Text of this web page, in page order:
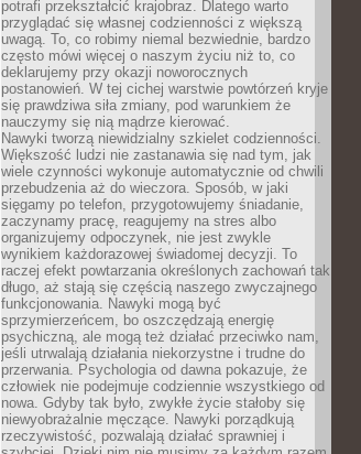
potrafi przekształcić krajobraz. Dlatego warto
przyglądać się własnej codzienności z większą
uwagą. To, co robimy niemal bezwiednie, bardzo
często mówi więcej o naszym życiu niż to, co
deklarujemy przy okazji noworocznych
postanowień. W tej cichej warstwie powtórzeń kryje
się prawdziwa siła zmiany, pod warunkiem że
nauczymy się nią mądrze kierować.
Nawyki tworzą niewidzialny szkielet codzienności.
Większość ludzi nie zastanawia się nad tym, jak
wiele czynności wykonuje automatycznie od chwili
przebudzenia aż do wieczora. Sposób, w jaki
sięgamy po telefon, przygotowujemy śniadanie,
zaczynamy pracę, reagujemy na stres albo
organizujemy odpoczynek, nie jest zwykle
wynikiem każdorazowej świadomej decyzji. To
raczej efekt powtarzania określonych zachowań tak
długo, aż stają się częścią naszego zwyczajnego
funkcjonowania. Nawyki mogą być
sprzymierzeńcem, bo oszczędzają energię
psychiczną, ale mogą też działać przeciwko nam,
jeśli utrwalają działania niekorzystne i trudne do
przerwania. Psychologia od dawna pokazuje, że
człowiek nie podejmuje codziennie wszystkiego od
nowa. Gdyby tak było, zwykłe życie stałoby się
niewyobrażalnie męczące. Nawyki porządkują
rzeczywistość, pozwalają działać sprawniej i